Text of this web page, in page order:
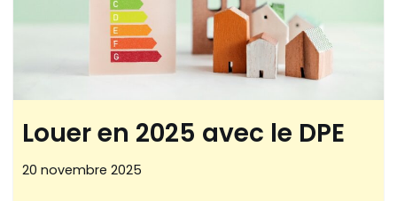
Louer en 2025 avec le DPE
20 novembre 2025